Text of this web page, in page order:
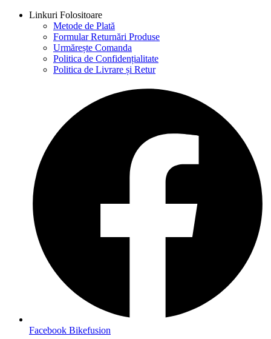
Linkuri Folositoare
Metode de Plată
Formular Returnări Produse
Urmărește Comanda
Politica de Confidențialitate
Politica de Livrare și Retur
Facebook Bikefusion